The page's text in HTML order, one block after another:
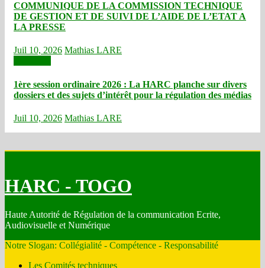
COMMUNIQUE DE LA COMMISSION TECHNIQUE
DE GESTION ET DE SUIVI DE L’AIDE DE L’ETAT A
LA PRESSE
Juil 10, 2026 Mathias LARE
1ère session ordinaire 2026 : La HARC planche sur divers
dossiers et des sujets d’intérêt pour la régulation des médias
Juil 10, 2026 Mathias LARE
HARC - TOGO
Haute Autorité de Régulation de la communication Ecrite,
Audiovisuelle et Numérique
Notre Slogan: Collégialité - Compétence - Responsabilité
Les Comités techniques